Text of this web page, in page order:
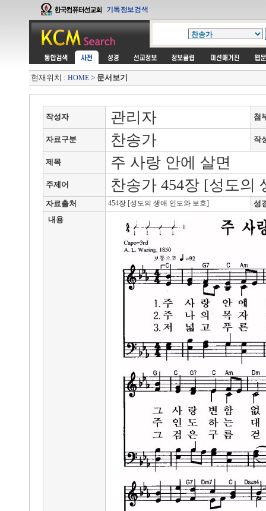
현재위치 : HOME > 문서보기
작성자 관리자 첨
자료구분 찬송가 작
제목 주 사랑 안에 살면
주제어 찬송가 454장 [성도의
자료출처 454장 [성도의 생애 인도와 보호]
성
내용